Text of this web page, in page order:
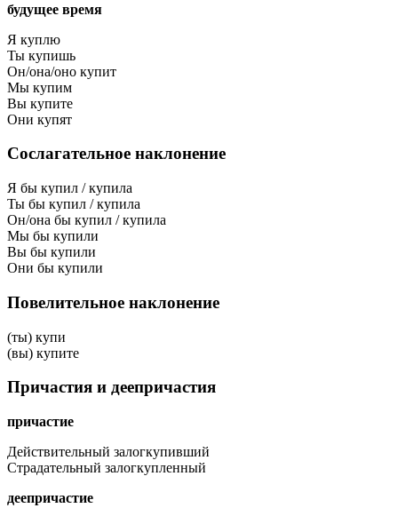
будущее время
Я куплю
Ты купишь
Он/она/оно купит
Мы купим
Вы купите
Они купят
Сослагательное наклонение
Я бы купил / купила
Ты бы купил / купила
Он/она бы купил / купила
Мы бы купили
Вы бы купили
Они бы купили
Повелительное наклонение
(ты) купи
(вы) купите
Причастия и деепричастия
причастие
Действительный залогкупивший
Страдательный залогкупленный
деепричастие